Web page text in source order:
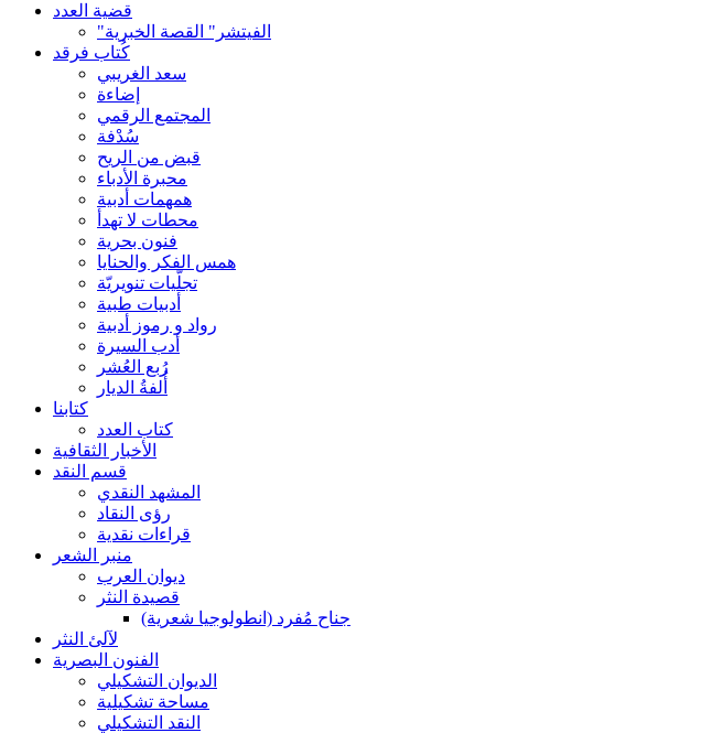
قضية العدد
"الفيتشر" القصة الخبرية
كُتاب فرقد
سعد الغريبي
إضاءة
المجتمع الرقمي
سُدْفة
قبض من الريح
محبرة الأدباء
همهمات أدبية
محطات لا تهدأ
فنون بحرية
همس الفكر والحنايا
تجلّيات تنويريّة
أدبيات طبية
رواد و رموز أدبية
أدب السيرة
رُبع العُشر
أُلفةُ الديار
كتابنا
كتاب العدد
الأخبار الثقافية
قسم النقد
المشهد النقدي
رؤى النقاد
قراءات نقدية
منبر الشعر
ديوان العرب
قصيدة النثر
جناح مُفرد (انطولوجيا شعرية)
لآلئ النثر
الفنون البصرية
الديوان التشكيلي
مساحة تشكيلية
النقد التشكيلي